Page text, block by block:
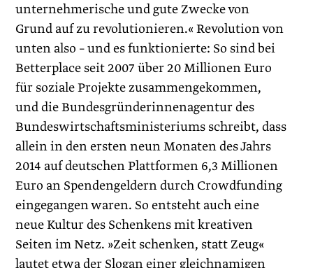
unternehmerische und gute Zwecke von
Grund auf zu revolutionieren.« Revolution von
unten also – und es funktionierte: So sind bei
Betterplace seit 2007 über 20 Millionen Euro
für soziale Projekte zusammengekommen,
und die Bundesgründerinnenagentur des
Bundeswirtschaftsministeriums schreibt, dass
allein in den ersten neun Monaten des Jahrs
2014 auf deutschen Plattformen 6,3 Millio­nen
Euro an Spendengeldern durch Crowdfunding
eingegangen waren. So entsteht auch eine
neue Kultur des Schenkens mit krea­tiven
Seiten im Netz. »Zeit schenken, statt Zeug«
lautet etwa der Slogan einer gleichnamigen